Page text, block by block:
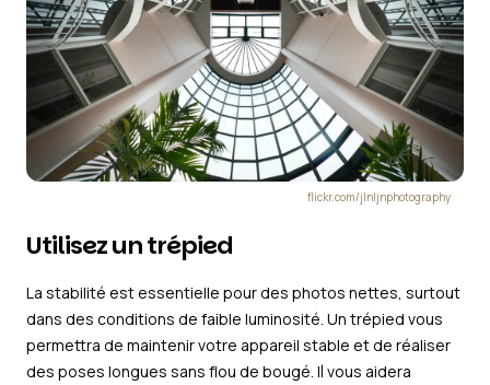
flickr.com/jlnljnphotography
Utilisez un trépied
La stabilité est essentielle pour des photos nettes, surtout
dans des conditions de faible luminosité. Un trépied vous
permettra de maintenir votre appareil stable et de réaliser
des poses longues sans flou de bougé. Il vous aidera